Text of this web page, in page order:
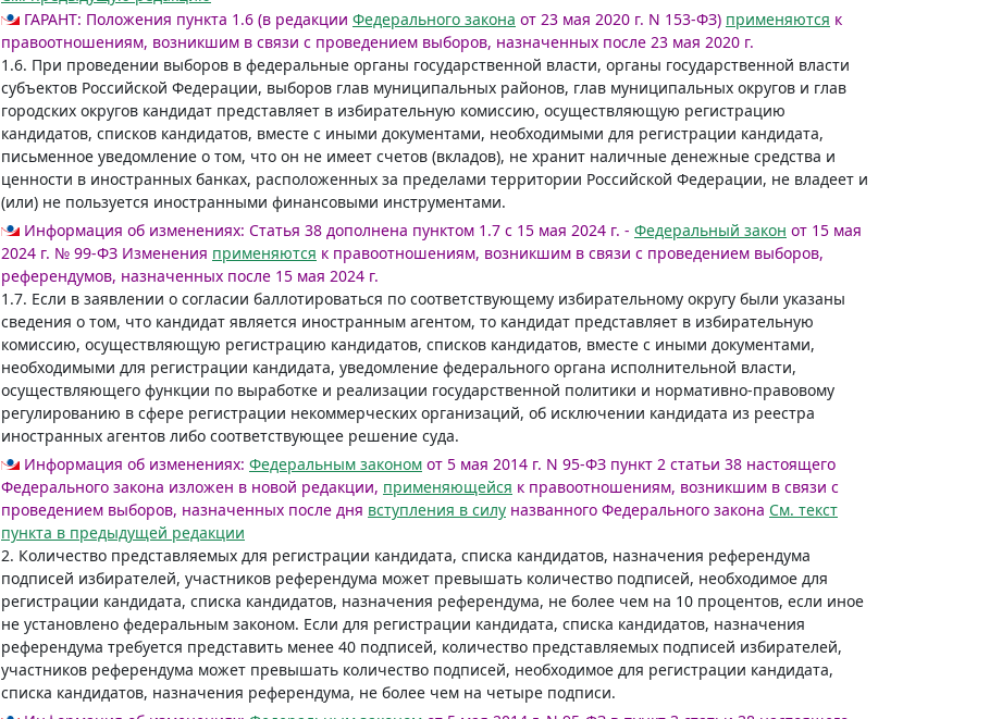
ГАРАНТ: Положения пункта 1.6 (в редакции Федерального закона от 23 мая 2020 г. N 153-ФЗ) применяются к
правоотношениям, возникшим в связи с проведением выборов, назначенных после 23 мая 2020 г.
1.6. При проведении выборов в федеральные органы государственной власти, органы государственной власти
субъектов Российской Федерации, выборов глав муниципальных районов, глав муниципальных округов и глав
городских округов кандидат представляет в избирательную комиссию, осуществляющую регистрацию
кандидатов, списков кандидатов, вместе с иными документами, необходимыми для регистрации кандидата,
письменное уведомление о том, что он не имеет счетов (вкладов), не хранит наличные денежные средства и
ценности в иностранных банках, расположенных за пределами территории Российской Федерации, не владеет и
(или) не пользуется иностранными финансовыми инструментами.
Информация об изменениях: Статья 38 дополнена пунктом 1.7 с 15 мая 2024 г. - Федеральный закон от 15 мая
2024 г. № 99-ФЗ Изменения применяются к правоотношениям, возникшим в связи с проведением выборов,
референдумов, назначенных после 15 мая 2024 г.
1.7. Если в заявлении о согласии баллотироваться по соответствующему избирательному округу были указаны
сведения о том, что кандидат является иностранным агентом, то кандидат представляет в избирательную
комиссию, осуществляющую регистрацию кандидатов, списков кандидатов, вместе с иными документами,
необходимыми для регистрации кандидата, уведомление федерального органа исполнительной власти,
осуществляющего функции по выработке и реализации государственной политики и нормативно-правовому
регулированию в сфере регистрации некоммерческих организаций, об исключении кандидата из реестра
иностранных агентов либо соответствующее решение суда.
Информация об изменениях: Федеральным законом от 5 мая 2014 г. N 95-ФЗ пункт 2 статьи 38 настоящего
Федерального закона изложен в новой редакции, применяющейся к правоотношениям, возникшим в связи с
проведением выборов, назначенных после дня вступления в силу названного Федерального закона См. текст
пункта в предыдущей редакции
2. Количество представляемых для регистрации кандидата, списка кандидатов, назначения референдума
подписей избирателей, участников референдума может превышать количество подписей, необходимое для
регистрации кандидата, списка кандидатов, назначения референдума, не более чем на 10 процентов, если иное
не установлено федеральным законом. Если для регистрации кандидата, списка кандидатов, назначения
референдума требуется представить менее 40 подписей, количество представляемых подписей избирателей,
участников референдума может превышать количество подписей, необходимое для регистрации кандидата,
списка кандидатов, назначения референдума, не более чем на четыре подписи.